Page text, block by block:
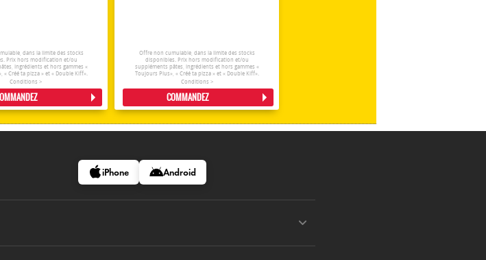
dans la limite des stocks
Prix hors modification et/ou
ingrédients et hors gammes «
« Créé ta pizza » et « Double Kiff».
Conditions >
Offre non cumulable, dans la limite des stocks
disponibles. Prix hors modification et/ou
suppléments pâtes, ingrédients et hors gammes «
Toujours Plus», « Créé ta pizza » et « Double Kiff».
Conditions >
COMMANDEZ
iPhone Android